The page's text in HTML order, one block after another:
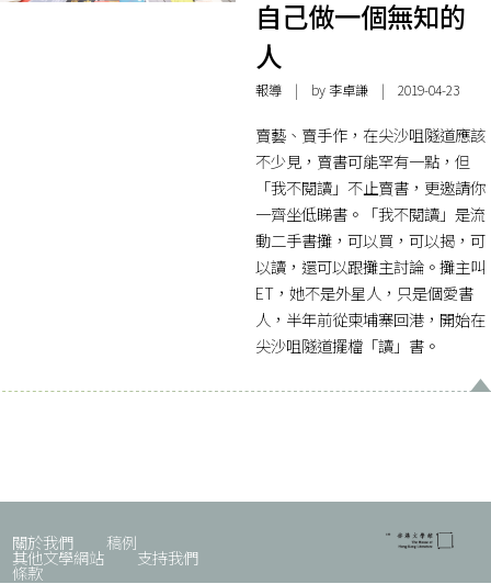
自己做一個無知的
人
報導| by 李卓謙 | 2019-04-23
賣藝、賣手作，在尖沙咀隧道應該
不少見，賣書可能罕有一點，但
「我不閱讀」不止賣書，更邀請你
一齊坐低睇書。「我不閱讀」是流
動二手書攤，可以買，可以揭，可
以讀，還可以跟攤主討論。攤主叫
ET，她不是外星人，只是個愛書
人，半年前從柬埔寨回港，開始在
尖沙咀隧道擺檔「讀」書。
關於我們 稿例
其他文學網站 支持我們
條款